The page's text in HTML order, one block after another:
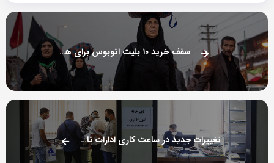
سقف خرید ۱۰ بلیت اتوبوس برای هر زائر اربعین
تغییرات جدید در ساعت کاری ادارات تا پایان هفته